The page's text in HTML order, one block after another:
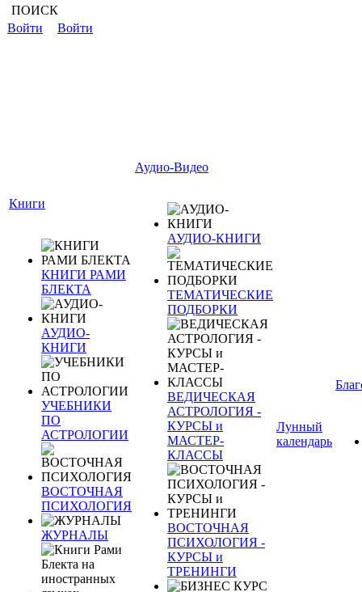
ПОИСК
Войти
Войти
Книги
КНИГИ РАМИ
БЛЕКТА
АУДИО-
КНИГИ
УЧЕБНИКИ
ПО
АСТРОЛОГИИ
ВОСТОЧНАЯ
ПСИХОЛОГИЯ
ЖУРНАЛЫ
Аудио-Видео
АУДИО-КНИГИ
ТЕМАТИЧЕСКИЕ
ПОДБОРКИ
ВЕДИЧЕСКАЯ
АСТРОЛОГИЯ -
КУРСЫ и
МАСТЕР-
КЛАССЫ
ВОСТОЧНАЯ
ПСИХОЛОГИЯ -
КУРСЫ и
ТРЕНИНГИ
Лунный
календарь